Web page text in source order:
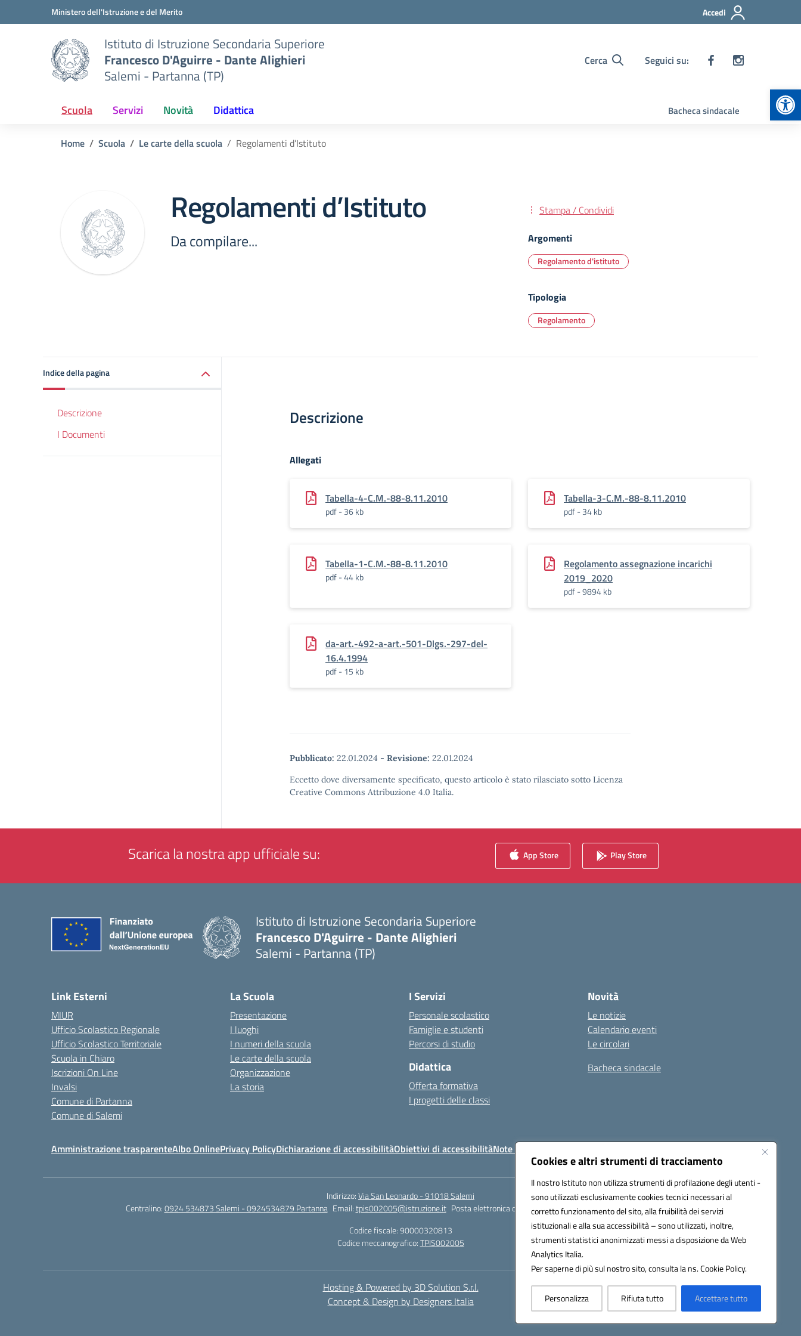
Cookies e altri strumenti di tracciamento
Il nostro Istituto non utilizza strumenti di profilazione degli utenti -
sono utilizzati esclusivamente cookies tecnici necessari al
corretto funzionamento del sito, alla fruibilità dei servizi
istituzionali e alla sua accessibilità – sono utilizzati, inoltre,
strumenti statistici anonimizzati messi a disposizione da Web
Analytics Italia.
Per saperne di più sul nostro sito, consulta la ns. Cookie Policy.
Personalizza Rifiuta tutto Accettare tutto
Vai ai contenuti
Vai al menu di navigazioneMinistero dell'Istruzione e del Merito Accedi
Istituto di Istruzione Secondaria Superiore
Francesco D'Aguirre - Dante Alighieri
Salemi - Partanna (TP)
Cerca Seguici su:
Scuola Servizi Novità Didattica Bacheca sindacale
Home Scuola Le carte della scuola Regolamenti d’Istituto
Regolamenti d’Istituto
Da compilare...
Stampa / Condividi
Argomenti
Regolamento d'istituto
Tipologia
Regolamento
Indice della pagina
Descrizione
I Documenti
Descrizione
Allegati
Tabella-4-C.M.-88-8.11.2010
pdf - 36 kb
Tabella-3-C.M.-88-8.11.2010
pdf - 34 kb
Tabella-1-C.M.-88-8.11.2010
pdf - 44 kb
Regolamento assegnazione incarichi
2019_2020
pdf - 9894 kb
da-art.-492-a-art.-501-Dlgs.-297-del-
16.4.1994
pdf - 15 kb
Pubblicato: 22.01.2024 - Revisione: 22.01.2024
Eccetto dove diversamente specificato, questo articolo è stato rilasciato sotto Licenza
Creative Commons Attribuzione 4.0 Italia.
Scarica la nostra app ufficiale su: App Store Play Store
Istituto di Istruzione Secondaria Superiore
Francesco D'Aguirre - Dante Alighieri
Salemi - Partanna (TP)
Link Esterni
MIUR
Ufficio Scolastico Regionale
Ufficio Scolastico Territoriale
Scuola in Chiaro
Iscrizioni On Line
Invalsi
Comune di Partanna
Comune di Salemi
La Scuola
Presentazione
I luoghi
I numeri della scuola
Le carte della scuola
Organizzazione
La storia
I Servizi
Personale scolastico
Famiglie e studenti
Percorsi di studio
Didattica
Offerta formativa
I progetti delle classi
Novità
Le notizie
Calendario eventi
Le circolari
Bacheca sindacale
Amministrazione trasparenteAlbo OnlinePrivacy PolicyDichiarazione di accessibilitàObiettivi di accessibilitàNote legali Seguici su:
Indirizzo:Via San Leonardo - 91018 Salemi
Centralino:0924 534873 Salemi - 0924534879 Partanna Email:tpis002005@istruzione.it Posta elettronica certificata (PEC):tpis002005@pec.istruzione.it
Codice fiscale: 90000320813
Codice meccanografico:TPIS002005
Hosting & Powered by 3D Solution S.r.l.
Concept & Design by Designers Italia